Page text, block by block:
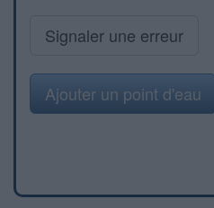
Signaler une erreur
Ajouter un point d'eau